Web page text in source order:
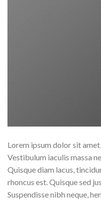
Lorem ipsum dolor sit
Vestibulum iaculis massa
Quisque diam lacus,
rhoncus est. Quisque sed
Suspendisse nibh neque,